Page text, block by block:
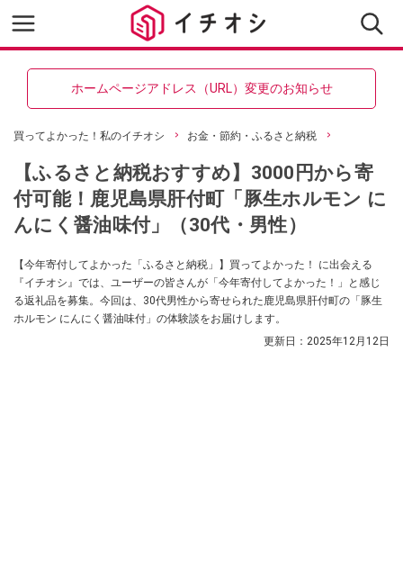
ホームページアドレス（URL）変更のお知らせ
買ってよかった！私のイチオシ お金・節約・ふるさと納税
【ふるさと納税おすすめ】3000円から寄
付可能！鹿児島県肝付町「豚生ホルモン に
んにく醤油味付」（30代・男性）
【今年寄付してよかった「ふるさと納税」】買ってよかった！ に出会える
『イチオシ』では、ユーザーの皆さんが「今年寄付してよかった！」と感じ
る返礼品を募集。今回は、30代男性から寄せられた鹿児島県肝付町の「豚生
ホルモン にんにく醤油味付」の体験談をお届けします。
更新日： 2025年12月12日